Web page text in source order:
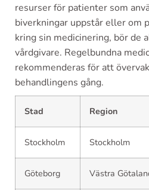
resurser för patienter som
biverkningar uppstår eller om
kring sin medicinering, bör de
vårdgivare. Regelbundna
rekommenderas för att
behandlingens gång.
Stad Region
Stockholm Stockholm
Göteborg Västra